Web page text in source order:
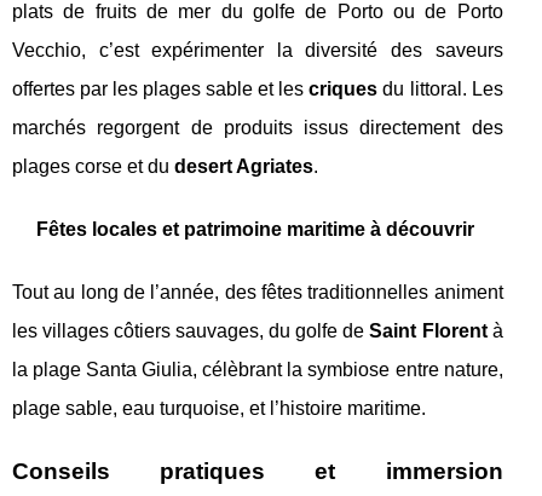
plats de fruits de mer du golfe de Porto ou de Porto
Vecchio, c’est expérimenter la diversité des saveurs
offertes par les plages sable et lescriques du littoral. Les
marchés regorgent de produits issus directement des
plages corse et du desert Agriates.
Fêtes locales et patrimoine maritime à découvrir
Tout au long de l’année, des fêtes traditionnelles animent
les villages côtiers sauvages, du golfe deSaint Florentà
la plage Santa Giulia, célèbrant la symbiose entre nature,
plage sable, eau turquoise, et l’histoire maritime.
Conseils pratiques et immersion